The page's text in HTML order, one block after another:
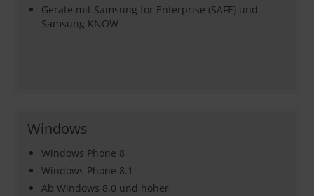
Geräte mit Samsung for Enterprise (SAFE) und
Samsung KNOW
Windows
Windows Phone 8
Windows Phone 8.1
Ab Windows 8.0 und höher